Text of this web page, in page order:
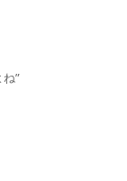
”